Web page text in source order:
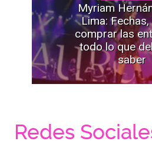
Myriam
Lima:
comprar las
todo lo que
saber
Redes